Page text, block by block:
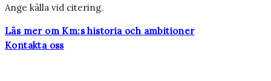
Ange källa vid citering.
Läs mer om Km:s historia och ambitioner
Kontakta oss